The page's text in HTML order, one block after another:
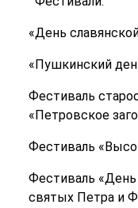
«День
«Пушкинский
Фестиваль
«Петровское
Фестиваль
Фестиваль
святых Петра и